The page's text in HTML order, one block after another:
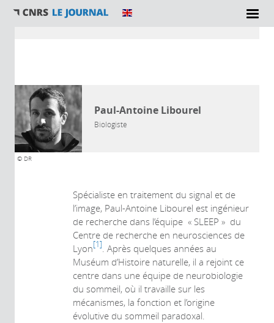
AUTEUR
© DR
Paul-Antoine Libourel
Biologiste
Spécialiste en traitement du signal et de
l’image, Paul-Antoine Libourel est ingénieur
de recherche dans l’équipe « SLEEP » du
Centre de recherche en neurosciences de
Lyon 1 . Après quelques années au
Muséum d’Histoire naturelle, il a rejoint ce
centre dans une équipe de neurobiologie
du sommeil, où il travaille sur les
mécanismes, la fonction et l’origine
évolutive du sommeil paradoxal.